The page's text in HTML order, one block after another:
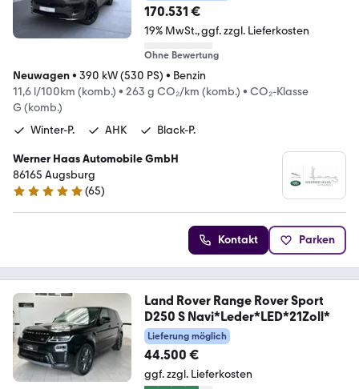
170.531 €
19% MwSt. ggf. zzgl. Lieferkosten
Ohne Bewertung
Neuwagen• 390 kW (530 PS) • Benzin
11,6 l/100km (komb.) • 263 g CO₂/km (komb.) • CO₂-Klasse
G (komb.)
Winter-P.
AHK Black-P.
Werner Haas Automobile GmbH
86165 Augsburg
4.8 Sterne
(65)
Kontakt Parken
Land Rover Range Rover Sport
D250 S Navi*Leder*LED*21Zoll*
Lieferung möglich
44.500 €
ggf. zzgl. Lieferkosten